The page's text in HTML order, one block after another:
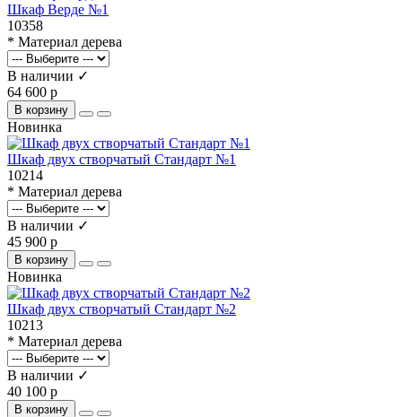
Шкаф Верде №1
10358
* Материал дерева
В наличии ✓
64 600 р
В корзину
Новинка
Шкаф двух створчатый Стандарт №1
10214
* Материал дерева
В наличии ✓
45 900 р
В корзину
Новинка
Шкаф двух створчатый Стандарт №2
10213
* Материал дерева
В наличии ✓
40 100 р
В корзину